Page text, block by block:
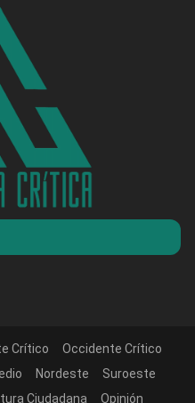
Crítico
Occidente Crítico
Nordeste
Suroeste
Ciudadana Opinión